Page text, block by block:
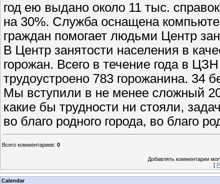
год ею выдано около 11 тыс.
на 30%. Служба оснащена
граждан помогает людьми Центр
В Центр занятости населения в
горожан. Всего в течение года в
трудоустроено 783 горожанина. 34
Мы вступили в не менее сложный
какие бы трудности ни стояли,
во благо родного города, во благо
Всего комментариев: 0
Добавлять комментарии
[
Calendar